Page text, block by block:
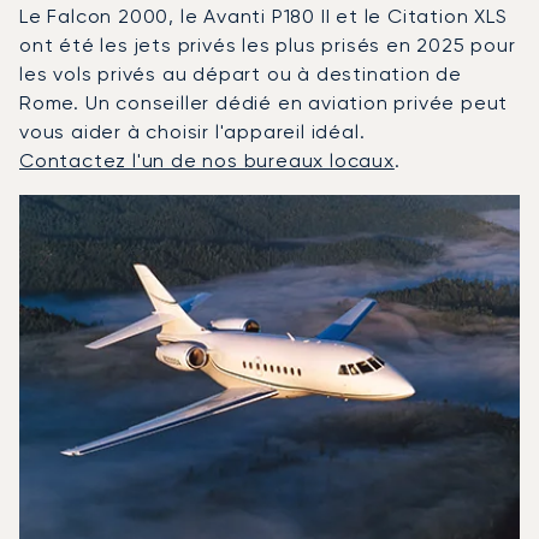
Le Falcon 2000, le Avanti P180 II et le Citation XLS
ont été les jets privés les plus prisés en 2025 pour
les vols privés au départ ou à destination de
Rome. Un conseiller dédié en aviation privée peut
vous aider à choisir l'appareil idéal.
Contactez l'un de nos bureaux locaux.
Photo de l'aéronef Modèle d'aéronef
Sièges
Vitesse (km/h)
Vitesse (nœuds)
Autonomie (km)
Autonomie (NM)